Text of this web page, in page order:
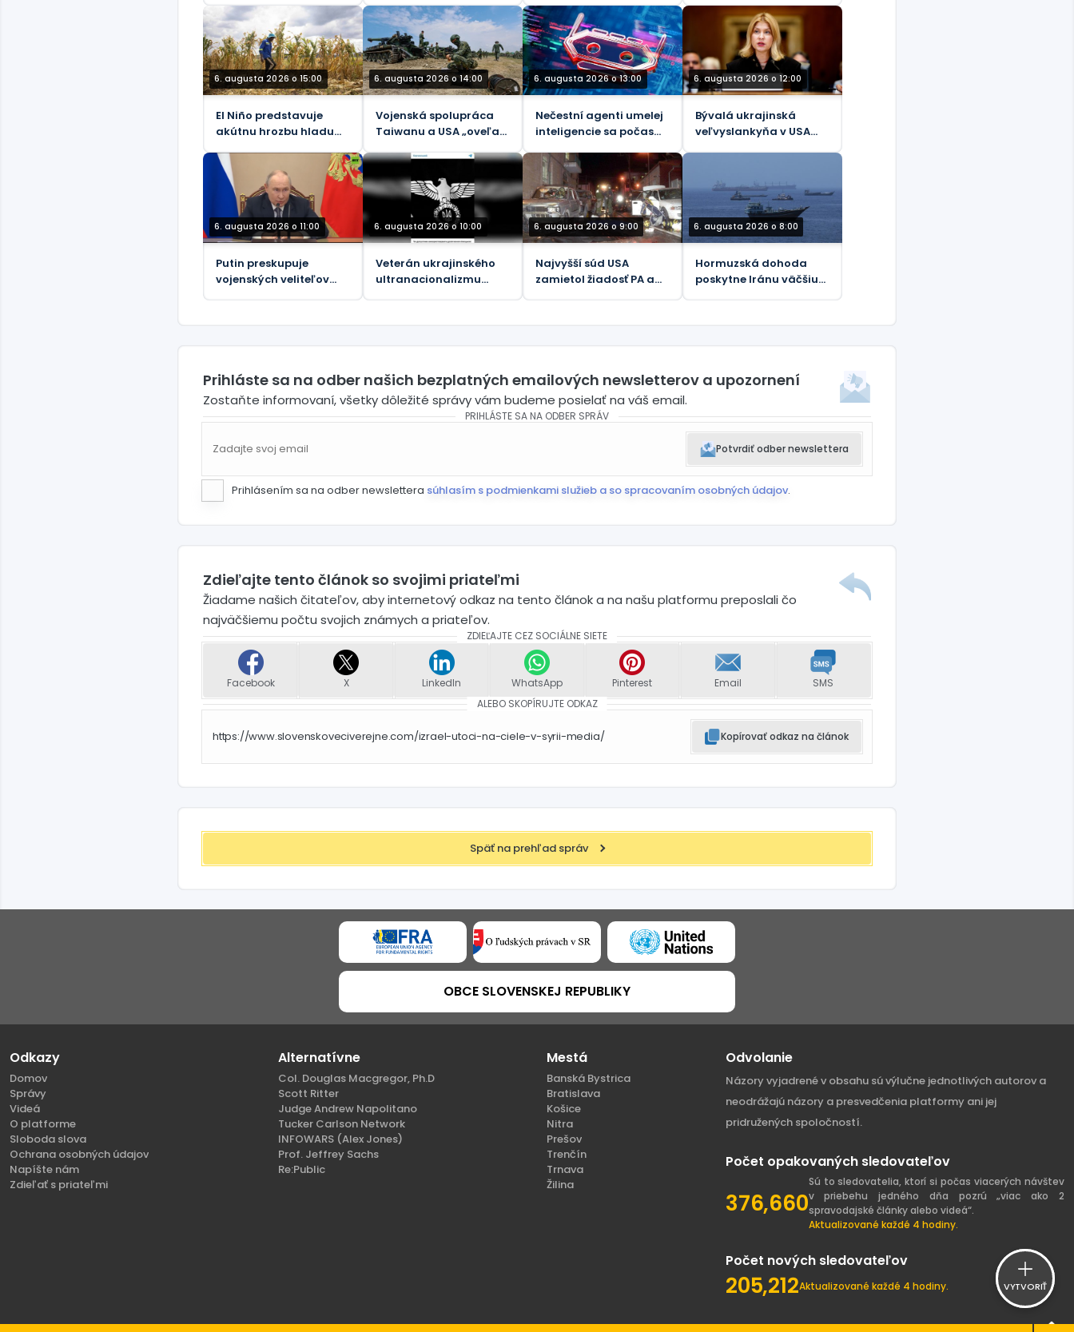
VYTVORIŤ
6. augusta 2026 o 15:00
El Niño predstavuje
akútnu hrozbu hladu
tvrdí OSN
6. augusta 2026 o 14:00
Vojenská spolupráca
Taiwanu a USA „oveľa
predstaviť“ – Taipei
6. augusta 2026 o 13:00
Nečestní agenti umelej
inteligencie sa počas
skutočných ľudí
6. augusta 2026 o 12:00
Bývalá ukrajinská
veľvyslankyňa v USA
6. augusta 2026 o 11:00
Putin preskupuje
vojenských veliteľov
6. augusta 2026 o 10:00
Veterán ukrajinského
ultranacionalizmu
6. augusta 2026 o 9:00
Najvyšší súd USA
zamietol žiadosť PA a
útokov
6. augusta 2026 o 8:00
Hormuzská dohoda
poskytne Iránu väčšiu
Prihláste sa na odber našich bezplatných emailových newsletterov a upozornení
Zostaňte informovaní, všetky dôležité správy vám budeme posielať na váš email.
PRIHLÁSTE SA NA ODBER SPRÁV
Potvrdiť odber newslettera
Prihlásením sa na odber newslettera súhlasím s podmienkami služieb a so spracovaním osobných údajov.
Zdieľajte tento článok so svojimi priateľmi
Žiadame našich čitateľov, aby internetový odkaz na tento článok a na našu platformu preposlali čo
najväčšiemu počtu svojich známych a priateľov.
ZDIEĽAJTE CEZ SOCIÁLNE SIETE
Facebook X LinkedIn WhatsApp Pinterest Email
SMS
ALEBO SKOPÍRUJTE ODKAZ
https://www.slovenskoveciverejne.com/izrael-utoci-na-ciele-v-syrii-media/ Kopírovať odkaz na článok
Späť na prehľad správ
OBCE SLOVENSKEJ REPUBLIKY
Odkazy
Domov
Správy
Videá
O platforme
Sloboda slova
Ochrana osobných údajov
Napíšte nám
Zdieľať s priateľmi
Alternatívne
Col. Douglas Macgregor, Ph.D
Scott Ritter
Judge Andrew Napolitano
Tucker Carlson Network
INFOWARS (Alex Jones)
Prof. Jeffrey Sachs
Re:Public
Mestá
Banská Bystrica
Bratislava
Košice
Nitra
Prešov
Trenčín
Trnava
Žilina
Odvolanie
Názory vyjadrené v obsahu sú výlučne jednotlivých autorov a
neodrážajú názory a presvedčenia platformy ani jej
pridružených spoločností.
Počet opakovaných sledovateľov
376,660
Sú to sledovatelia, ktorí si počas viacerých návštev
v priebehu jedného dňa pozrú „viac ako 2
spravodajské články alebo videá“.
Aktualizované každé 4 hodiny.
Počet nových sledovateľov
205,212Aktualizované každé 4 hodiny.